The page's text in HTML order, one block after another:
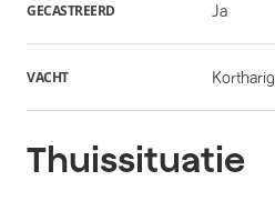
GECASTREERD Ja
VACHT Kortharig
Thuissituatie